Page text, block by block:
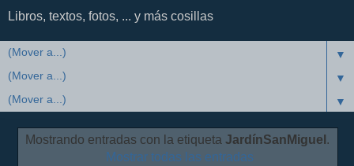
Libros, textos, fotos, ... y más cosillas
▼
▼
▼
Mostrando entradas con la etiqueta JardínSanMiguel .
Mostrar todas las entradas